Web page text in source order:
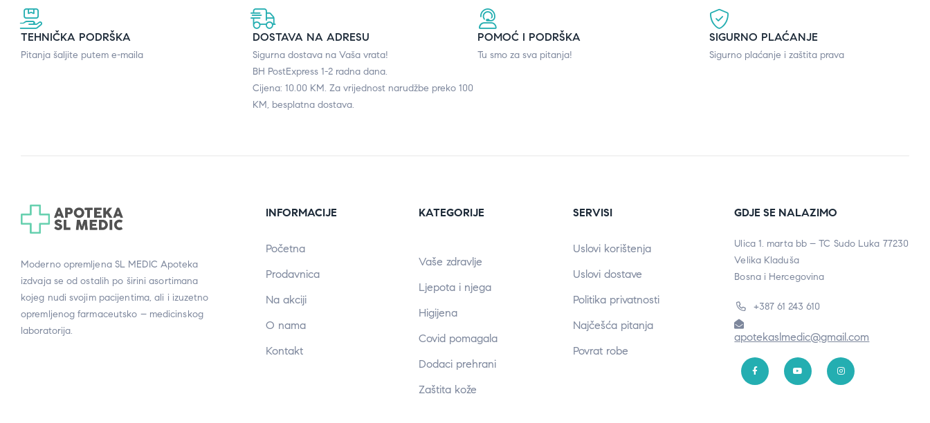
TEHNIČKA PODRŠKA
Pitanja šaljite putem e-maila
DOSTAVA NA ADRESU
Sigurna dostava na Vaša vrata!
BH PostExpress 1-2 radna dana.
Cijena: 10.00 KM. Za vrijednost narudžbe preko 100
KM, besplatna dostava.
POMOĆ I PODRŠKA
Tu smo za sva pitanja!
SIGURNO PLAĆANJE
Sigurno plaćanje i zaštita prava
Moderno opremljena SL MEDIC Apoteka
izdvaja se od ostalih po širini asortimana
kojeg nudi svojim pacijentima, ali i izuzetno
opremljenog farmaceutsko – medicinskog
laboratorija.
INFORMACIJE
Početna
Prodavnica
Na akciji
O nama
Kontakt
KATEGORIJE
Vaše zdravlje
Ljepota i njega
Higijena
Covid pomagala
Dodaci prehrani
Zaštita kože
SERVISI
Uslovi korištenja
Uslovi dostave
Politika privatnosti
Najčešća pitanja
Povrat robe
GDJE SE NALAZIMO
Ulica 1. marta bb – TC Sudo Luka 77230
Velika Kladuša
Bosna i Hercegovina
+387 61 243 610
apotekaslmedic@gmail.com